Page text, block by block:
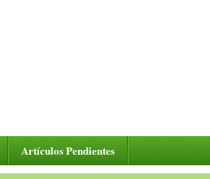
Artículos Pendientes